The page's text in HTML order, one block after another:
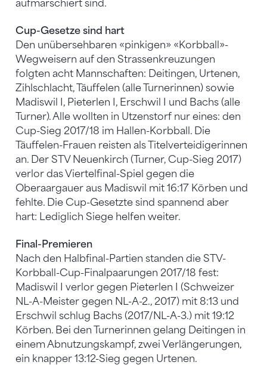
aufmarschiert sind.
Cup-Gesetze sind hart
Den unübersehbaren «pinkigen» «Korbball»-
Wegweisern auf den Strassenkreuzungen
folgten acht Mannschaften: Deitingen, Urtenen,
Zihlschlacht, Täuffelen (alle Turnerinnen) sowie
Madiswil I, Pieterlen I, Erschwil I und Bachs (alle
Turner). Alle wollten in Utzenstorf nur eines: den
Cup-Sieg 2017/18 im Hallen-Korbball. Die
Täuffelen-Frauen reisten als Titelverteidigerinnen
an. Der STV Neuenkirch (Turner, Cup-Sieg 2017)
verlor das Viertelfinal-Spiel gegen die
Oberaargauer aus Madiswil mit 16:17 Körben und
fehlte. Die Cup-Gesetzte sind spannend aber
hart: Lediglich Siege helfen weiter.
Final-Premieren
Nach den Halbfinal-Partien standen die STV-
Korbball-Cup-Finalpaarungen 2017/18 fest:
Madiswil I verlor gegen Pieterlen I (Schweizer
NL-A-Meister gegen NL-A-2., 2017) mit 8:13 und
Erschwil schlug Bachs (2017/NL-A-3.) mit 19:12
Körben. Bei den Turnerinnen gelang Deitingen in
einem Abnutzungskampf, zwei Verlängerungen,
ein knapper 13:12-Sieg gegen Urtenen.